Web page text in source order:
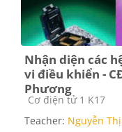
Nhận diện các
vi điều khiển -
Phương
Course category
Cơ điện tử 1 K17
Teacher: Nguyễn